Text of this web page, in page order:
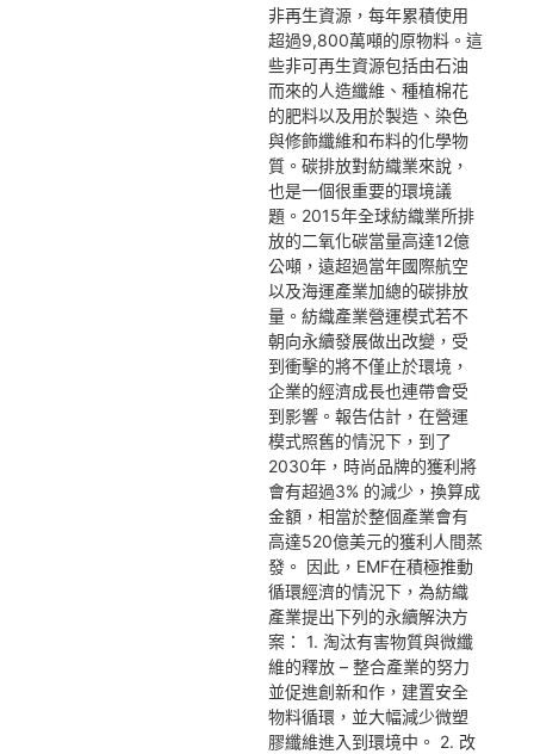
非再生資源，每年累積使用
超過9,800萬噸的原物料。這
些非可再生資源包括由石油
而來的人造纖維、種植棉花
的肥料以及用於製造、染色
與修飾纖維和布料的化學物
質。碳排放對紡織業來說，
也是一個很重要的環境議
題。2015年全球紡織業所排
放的二氧化碳當量高達12億
公噸，遠超過當年國際航空
以及海運產業加總的碳排放
量。紡織產業營運模式若不
朝向永續發展做出改變，受
到衝擊的將不僅止於環境，
企業的經濟成長也連帶會受
到影響。報告估計，在營運
模式照舊的情況下，到了
2030年，時尚品牌的獲利將
會有超過3% 的減少，換算成
金額，相當於整個產業會有
高達520億美元的獲利人間蒸
發。 因此，EMF在積極推動
循環經濟的情況下，為紡織
產業提出下列的永續解決方
案： 1. 淘汰有害物質與微纖
維的釋放 – 整合產業的努力
並促進創新和作，建置安全
物料循環，並大幅減少微塑
膠纖維進入到環境中。 2. 改